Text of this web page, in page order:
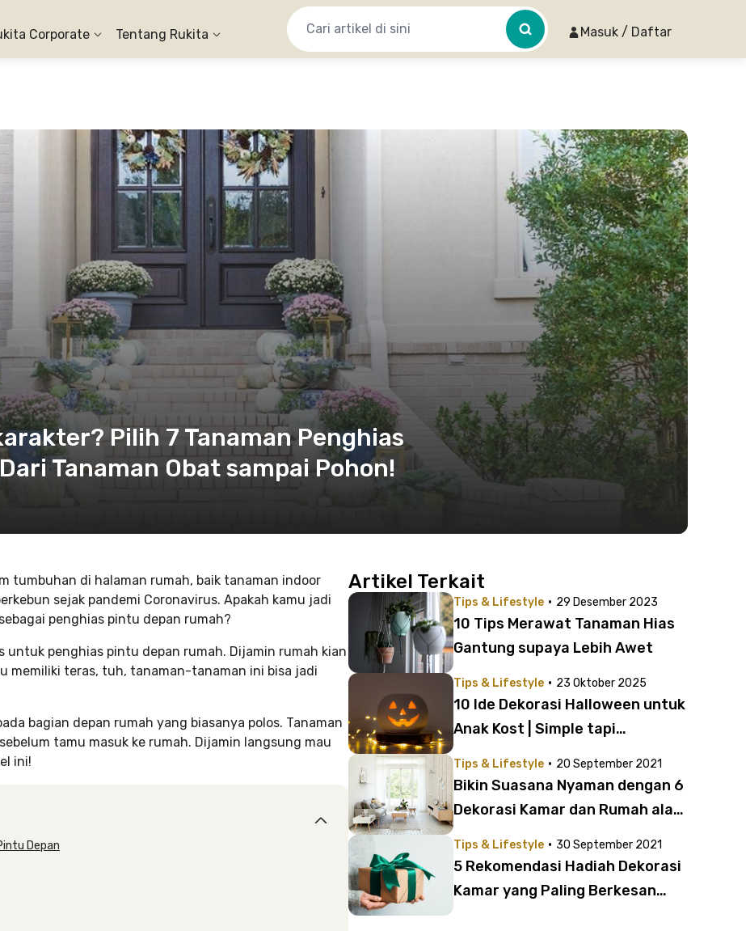
Corporate Tentang Rukita Masuk / Daftar
Pilih 7 Tanaman Penghias
Tanaman Obat sampai Pohon!
tumbuhan di halaman rumah, baik tanaman indoor
sejak pandemi Coronavirus. Apakah kamu jadi
penghias pintu depan rumah?
untuk penghias pintu depan rumah. Dijamin rumah kian
memiliki teras, tuh, tanaman-tanaman ini bisa jadi
bagian depan rumah yang biasanya polos. Tanaman
tamu masuk ke rumah. Dijamin langsung mau
ini!
Depan
Artikel Terkait
Tips & Lifestyle · 29 Desember 2023
10 Tips Merawat Tanaman Hias
Gantung supaya Lebih Awet
Tips & Lifestyle · 23 Oktober 2025
10 Ide Dekorasi Halloween untuk
Anak Kost | Simple tapi
Tips & Lifestyle · 20 September 2021
Bikin Suasana Nyaman dengan 6
Dekorasi Kamar dan Rumah ala
Tips & Lifestyle · 30 September 2021
5 Rekomendasi Hadiah Dekorasi
Kamar yang Paling Berkesan